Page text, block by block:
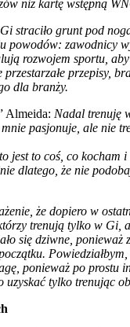
niż kartę wstępną
Gi straciło grunt pod
powodów: zawodnicy
rozwojem sportu,
przepisy,
dla branży.
Almeida: Nadal trenuję
pasjonuje, ale nie
jest to coś, co kocham i
dlatego, że nie
że dopiero w
trenują tylko w Gi,
się dziwne, ponieważ
ponieważ po prostu
tylko trenując